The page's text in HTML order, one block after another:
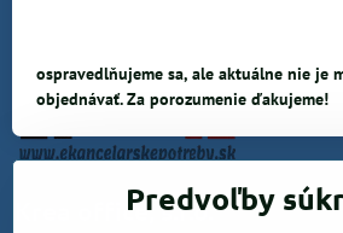
Krea office, s.r.o.
Predvoľby
ospravedlňujeme sa, ale aktuálne nie je
objednávať. Za porozumenie ďakujeme!